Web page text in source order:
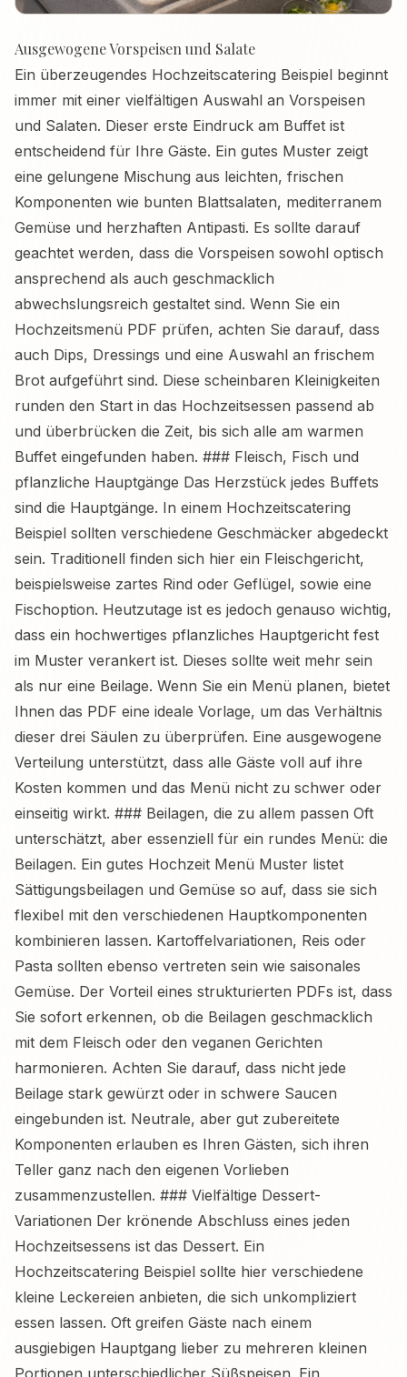
Ausgewogene Vorspeisen und Salate
Ein überzeugendes Hochzeitscatering Beispiel beginnt
immer mit einer vielfältigen Auswahl an Vorspeisen
und Salaten. Dieser erste Eindruck am Buffet ist
entscheidend für Ihre Gäste. Ein gutes Muster zeigt
eine gelungene Mischung aus leichten, frischen
Komponenten wie bunten Blattsalaten, mediterranem
Gemüse und herzhaften Antipasti. Es sollte darauf
geachtet werden, dass die Vorspeisen sowohl optisch
ansprechend als auch geschmacklich
abwechslungsreich gestaltet sind. Wenn Sie ein
Hochzeitsmenü PDF prüfen, achten Sie darauf, dass
auch Dips, Dressings und eine Auswahl an frischem
Brot aufgeführt sind. Diese scheinbaren Kleinigkeiten
runden den Start in das Hochzeitsessen passend ab
und überbrücken die Zeit, bis sich alle am warmen
Buffet eingefunden haben. ### Fleisch, Fisch und
pflanzliche Hauptgänge Das Herzstück jedes Buffets
sind die Hauptgänge. In einem Hochzeitscatering
Beispiel sollten verschiedene Geschmäcker abgedeckt
sein. Traditionell finden sich hier ein Fleischgericht,
beispielsweise zartes Rind oder Geflügel, sowie eine
Fischoption. Heutzutage ist es jedoch genauso wichtig,
dass ein hochwertiges pflanzliches Hauptgericht fest
im Muster verankert ist. Dieses sollte weit mehr sein
als nur eine Beilage. Wenn Sie ein Menü planen, bietet
Ihnen das PDF eine ideale Vorlage, um das Verhältnis
dieser drei Säulen zu überprüfen. Eine ausgewogene
Verteilung unterstützt, dass alle Gäste voll auf ihre
Kosten kommen und das Menü nicht zu schwer oder
einseitig wirkt. ### Beilagen, die zu allem passen Oft
unterschätzt, aber essenziell für ein rundes Menü: die
Beilagen. Ein gutes Hochzeit Menü Muster listet
Sättigungsbeilagen und Gemüse so auf, dass sie sich
flexibel mit den verschiedenen Hauptkomponenten
kombinieren lassen. Kartoffelvariationen, Reis oder
Pasta sollten ebenso vertreten sein wie saisonales
Gemüse. Der Vorteil eines strukturierten PDFs ist, dass
Sie sofort erkennen, ob die Beilagen geschmacklich
mit dem Fleisch oder den veganen Gerichten
harmonieren. Achten Sie darauf, dass nicht jede
Beilage stark gewürzt oder in schwere Saucen
eingebunden ist. Neutrale, aber gut zubereitete
Komponenten erlauben es Ihren Gästen, sich ihren
Teller ganz nach den eigenen Vorlieben
zusammenzustellen. ### Vielfältige Dessert-
Variationen Der krönende Abschluss eines jeden
Hochzeitsessens ist das Dessert. Ein
Hochzeitscatering Beispiel sollte hier verschiedene
kleine Leckereien anbieten, die sich unkompliziert
essen lassen. Oft greifen Gäste nach einem
ausgiebigen Hauptgang lieber zu mehreren kleinen
Portionen unterschiedlicher Süßspeisen. Ein